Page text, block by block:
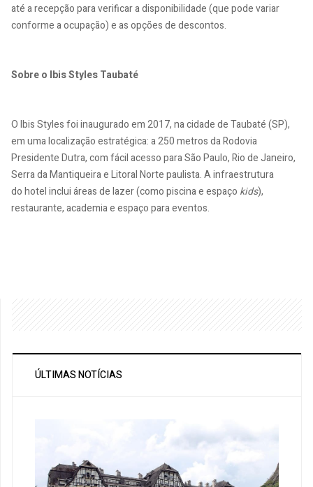
até a recepção para verificar a disponibilidade (que pode variar
conforme a ocupação) e as opções de descontos.
Sobre o Ibis Styles Taubaté
O Ibis Styles foi inaugurado em 2017, na cidade de Taubaté (SP),
em uma localização estratégica: a 250 metros da Rodovia
Presidente Dutra, com fácil acesso para São Paulo, Rio de Janeiro,
Serra da Mantiqueira e Litoral Norte paulista. A infraestrutura
do hotel inclui áreas de lazer (como piscina e espaço kids),
restaurante, academia e espaço para eventos.
ÚLTIMAS NOTÍCIAS